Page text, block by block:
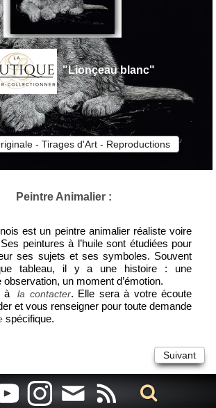
"Lionçeau blanc"
- Tirages d'Art - Reproductions
Peintre Animalier :
est un peintre animalier réaliste voire
peintures à l’huile sont étudiées pour
ses sujets et ses symboles. Souvent
tableau, il y a une histoire : une
observation, un moment d’émotion.
à
la contacter. Elle sera à votre écoute
et vous renseigner pour toute demande
spécifique.
Suivant